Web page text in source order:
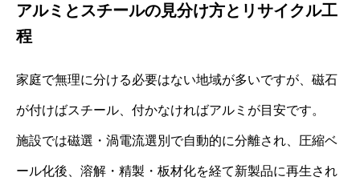
アルミとスチールの見分け方とリサイクル工
程
家庭で無理に分ける必要はない地域が多いですが、磁石
が付けばスチール、付かなければアルミが目安です。
施設では磁選・渦電流選別で自動的に分離され、圧縮ベ
ール化後、溶解・精製・板材化を経て新製品に再生され